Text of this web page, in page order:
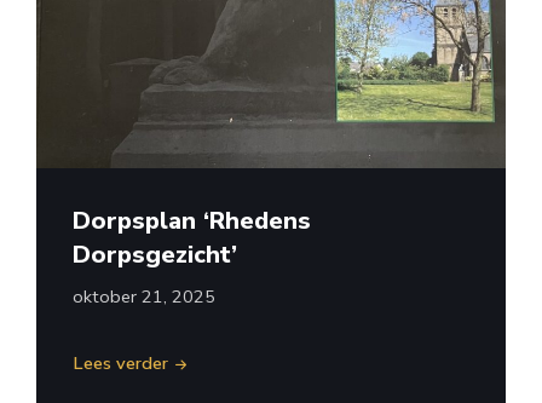
Dorpsplan ‘Rhedens
Dorpsgezicht’
oktober 21, 2025
Lees verder